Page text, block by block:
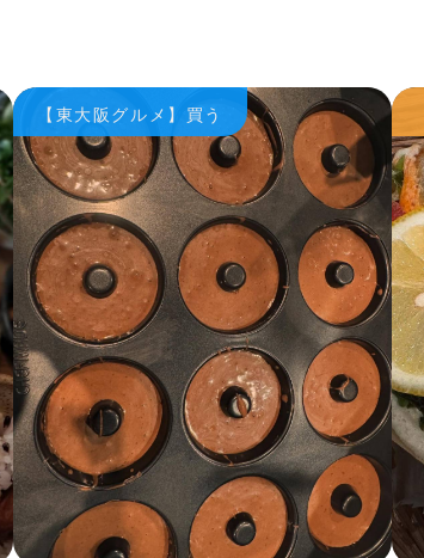
【東大阪グルメ】買う